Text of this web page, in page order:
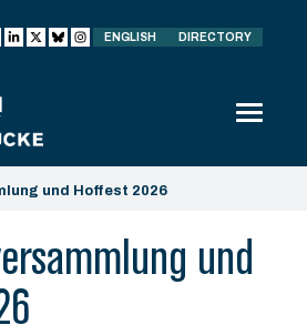
ENGLISH DIRECTORY
und Hoffest 2026
und